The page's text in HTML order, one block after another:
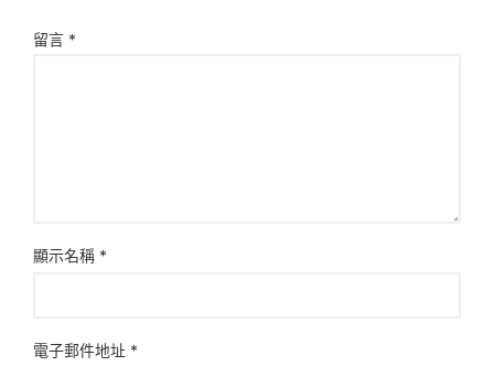
留言 *
顯示名稱 *
電子郵件地址 *